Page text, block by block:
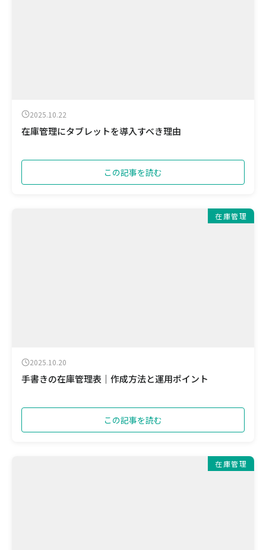
2025.10.22
在庫管理にタブレットを導入すべき理由
この記事を読む
在庫管理
2025.10.20
手書きの在庫管理表｜作成方法と運用ポイント
この記事を読む
在庫管理